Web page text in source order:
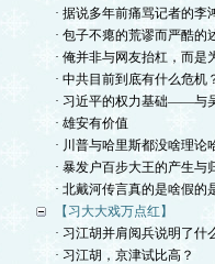
· 据说多年前痛骂记者的李
· 包子不瘪的荒谬而严酷的
· 俺并非与网友抬杠，而是
· 中共目前到底有什么危机
· 习近平的权力基础——与
· 雄安有价值
· 川普与哈里斯都没啥理论
· 暴发户百步大王的产生与
· 北戴河传言真的是啥假的
【习大大戏万点红】
· 习江胡并肩阅兵说明了什
· 习江胡，京津试比高？